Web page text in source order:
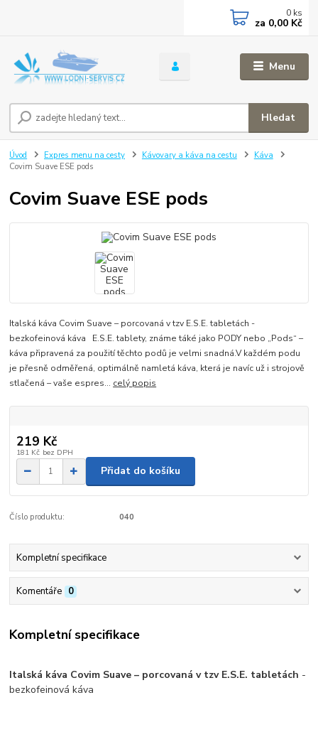
Menu
Hledat
0 ks
za 0,00 Kč
Úvod Expres menu na cesty Kávovary a káva na cestu
Káva
Covim Suave ESE pods
Covim Suave ESE pods
Italská káva Covim Suave – porcovaná v tzv E.S.E. tabletách -
bezkofeinová káva E.S.E. tablety, známe táké jako PODY nebo „Pods“ –
káva připravená za použití těchto podů je velmi snadná.V každém podu
je přesně odměřená, optimálně namletá káva, která je navíc už i strojově
stlačená – vaše espres... celý popis
219 Kč
181 Kč bez DPH
Přidat do košíku
Číslo produktu: 040
Kompletní specifikace
Komentáře 0
Kompletní specifikace
Italská káva Covim Suave – porcovaná v tzv E.S.E. tabletách -
bezkofeinová káva